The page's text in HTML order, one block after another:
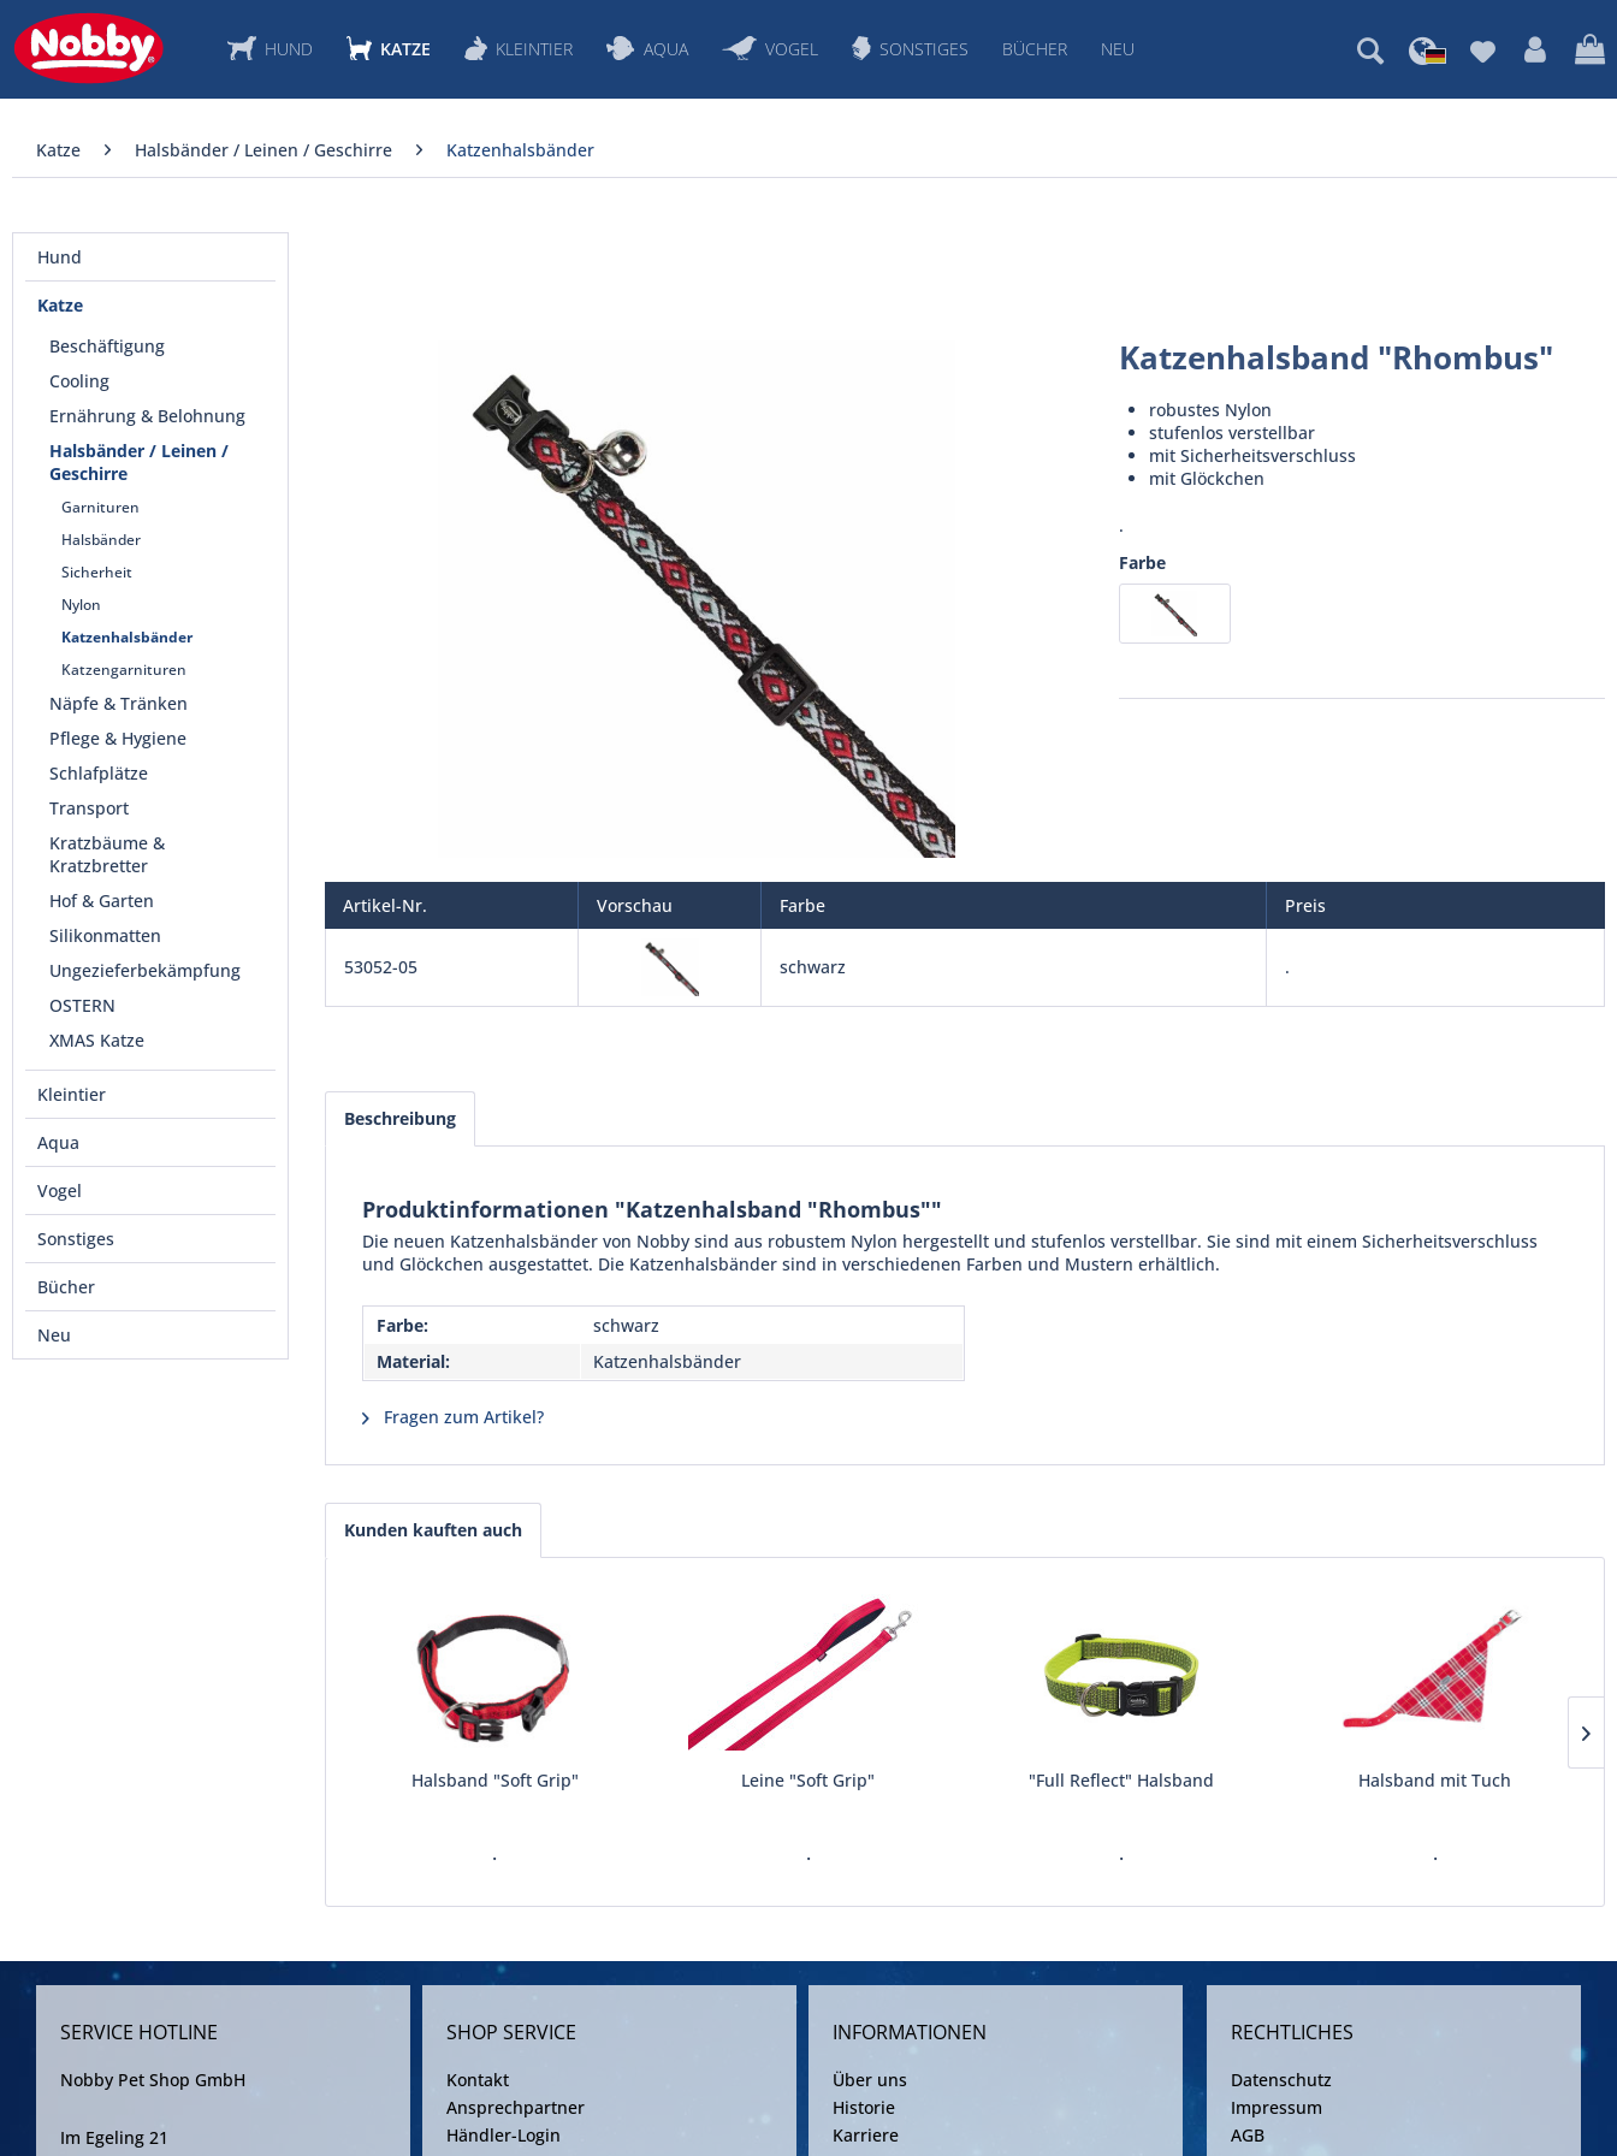
HUND KATZE KLEINTIER AQUA VOGEL SONSTIGES BÜCHER NEU
Katze Halsbänder / Leinen / Geschirre Katzenhalsbänder
Hund
Katze
Beschäftigung
Cooling
Ernährung & Belohnung
Halsbänder / Leinen /
Geschirre
Garnituren
Halsbänder
Sicherheit
Nylon
Katzenhalsbänder
Katzengarnituren
Näpfe & Tränken
Pflege & Hygiene
Schlafplätze
Transport
Kratzbäume &
Kratzbretter
Hof & Garten
Silikonmatten
Ungezieferbekämpfung
OSTERN
XMAS Katze
Kleintier
Aqua
Vogel
Sonstiges
Bücher
Neu
Katzenhalsband "Rhombus"
robustes Nylon
stufenlos verstellbar
mit Sicherheitsverschluss
mit Glöckchen
.
Farbe
Artikel-Nr. Vorschau Farbe Preis
53052-05 schwarz .
Beschreibung
Produktinformationen "Katzenhalsband "Rhombus""
Die neuen Katzenhalsbänder von Nobby sind aus robustem Nylon hergestellt und stufenlos verstellbar. Sie sind mit einem Sicherheitsverschluss
und Glöckchen ausgestattet. Die Katzenhalsbänder sind in verschiedenen Farben und Mustern erhältlich.
Farbe:
schwarz
Material:
Katzenhalsbänder
Fragen zum Artikel?
Kunden kauften auch
Halsband "Soft Grip"
.
Leine "Soft Grip"
.
"Full Reflect" Halsband
.
Halsband mit Tuch
.
SERVICE HOTLINE
Nobby Pet Shop GmbH
Im Egeling 21
SHOP SERVICE
Kontakt
Ansprechpartner
Händler-Login
INFORMATIONEN
Über uns
Historie
Karriere
RECHTLICHES
Datenschutz
Impressum
AGB